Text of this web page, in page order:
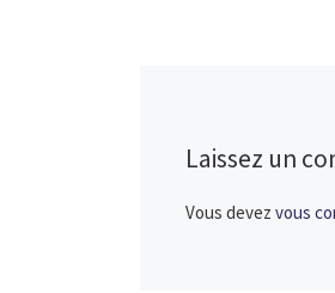
Laissez un
Vous devez vous